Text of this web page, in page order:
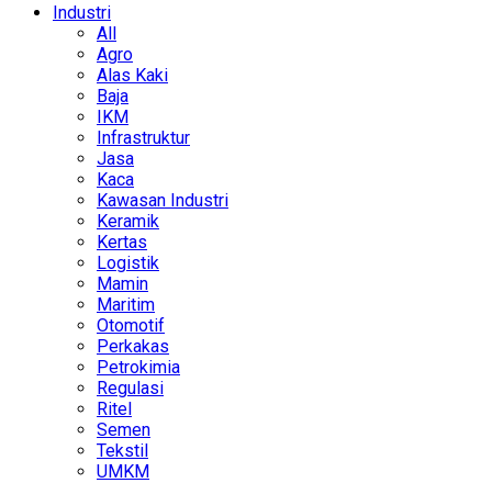
Industri
All
Agro
Alas Kaki
Baja
IKM
Infrastruktur
Jasa
Kaca
Kawasan Industri
Keramik
Kertas
Logistik
Mamin
Maritim
Otomotif
Perkakas
Petrokimia
Regulasi
Ritel
Semen
Tekstil
UMKM